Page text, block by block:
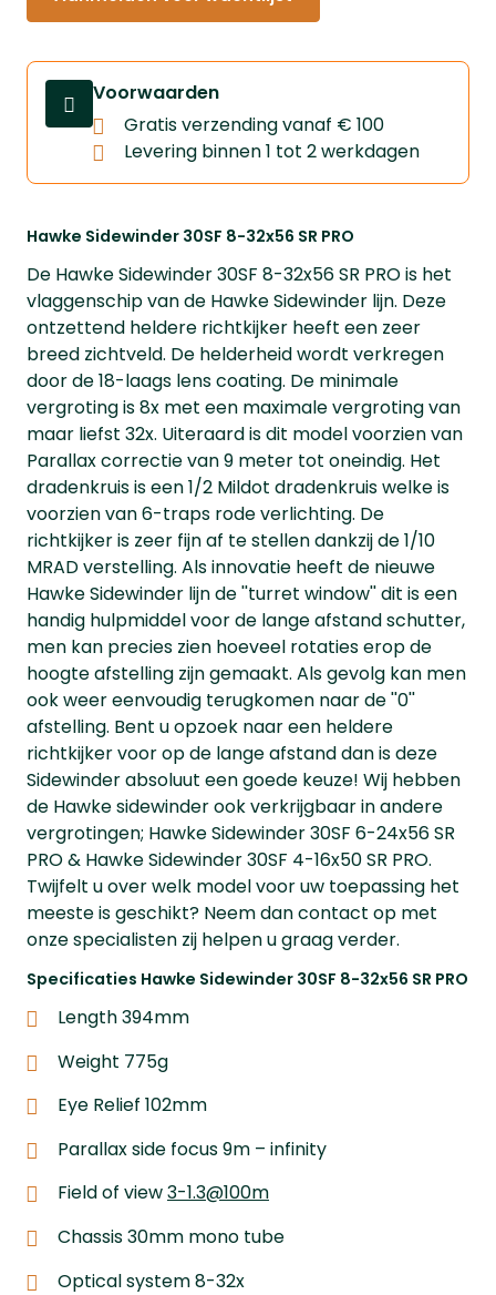
Hawke Sidewinder 30SF 8-32x56 SR PRO
De Hawke Sidewinder 30SF 8-32x56 SR PRO is het
vlaggenschip van de Hawke Sidewinder lijn. Deze
ontzettend heldere richtkijker heeft een zeer
breed zichtveld. De helderheid wordt verkregen
door de 18-laags lens coating. De minimale
vergroting is 8x met een maximale vergroting van
maar liefst 32x. Uiteraard is dit model voorzien van
Parallax correctie van 9 meter tot oneindig. Het
dradenkruis is een 1/2 Mildot dradenkruis welke is
voorzien van 6-traps rode verlichting. De
richtkijker is zeer fijn af te stellen dankzij de 1/10
MRAD verstelling. Als innovatie heeft de nieuwe
Hawke Sidewinder lijn de ''turret window'' dit is een
handig hulpmiddel voor de lange afstand schutter,
men kan precies zien hoeveel rotaties erop de
hoogte afstelling zijn gemaakt. Als gevolg kan men
ook weer eenvoudig terugkomen naar de ''0''
afstelling. Bent u opzoek naar een heldere
richtkijker voor op de lange afstand dan is deze
Sidewinder absoluut een goede keuze! Wij hebben
de Hawke sidewinder ook verkrijgbaar in andere
vergrotingen; Hawke Sidewinder 30SF 6-24x56 SR
PRO & Hawke Sidewinder 30SF 4-16x50 SR PRO.
Twijfelt u over welk model voor uw toepassing het
meeste is geschikt? Neem dan contact op met
onze specialisten zij helpen u graag verder.
Specificaties Hawke Sidewinder 30SF 8-32x56 SR PRO
Length 394mm
Weight 775g
Eye Relief 102mm
Parallax side focus 9m – infinity
Field of view3-1.3@100m
Chassis 30mm mono tube
Optical system 8-32x
Voorwaarden
Gratis verzending vanaf € 100
Levering binnen 1 tot 2 werkdagen